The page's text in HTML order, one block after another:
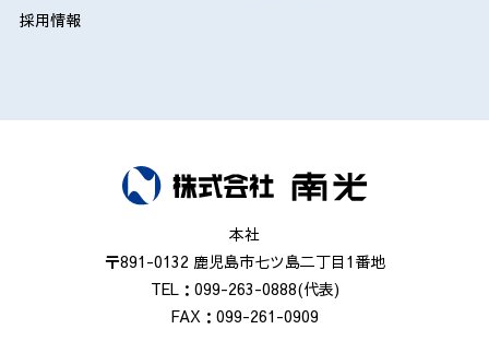
採用情報
本社
〒891-0132 鹿児島市七ツ島二丁目1番地
TEL：099-263-0888(代表)
FAX：099-261-0909